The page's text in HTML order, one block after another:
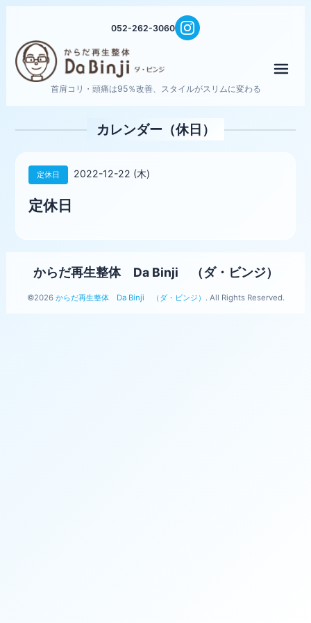
052-262-3060
首肩コリ・頭痛は95％改善、スタイルがスリムに変わる
カレンダー（休日）
定休日 2022-12-22 (木)
定休日
からだ再生整体 Da Binji （ダ・ビンジ）
©2026 からだ再生整体 Da Binji （ダ・ビンジ） . All Rights Reserved.